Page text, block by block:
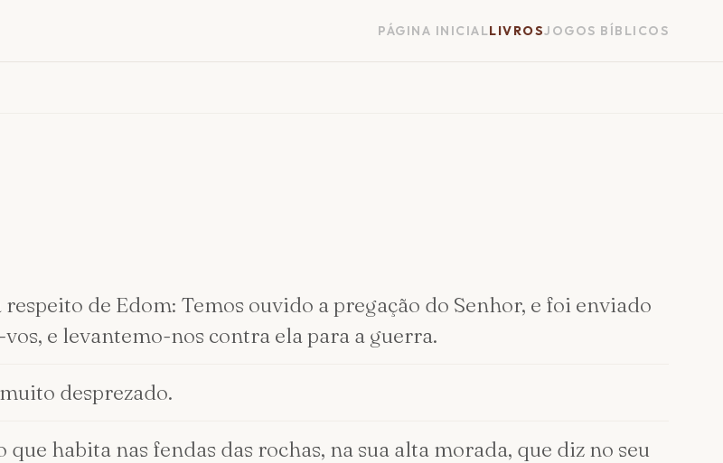
PÁGINA INICIALLIVROSJOGOS BÍBLICOS
de Edom: Temos ouvido a pregação do Senhor, e foi enviado
e levantemo-nos contra ela para a guerra.
desprezado.
habita nas fendas das rochas, na sua alta morada, que diz no seu